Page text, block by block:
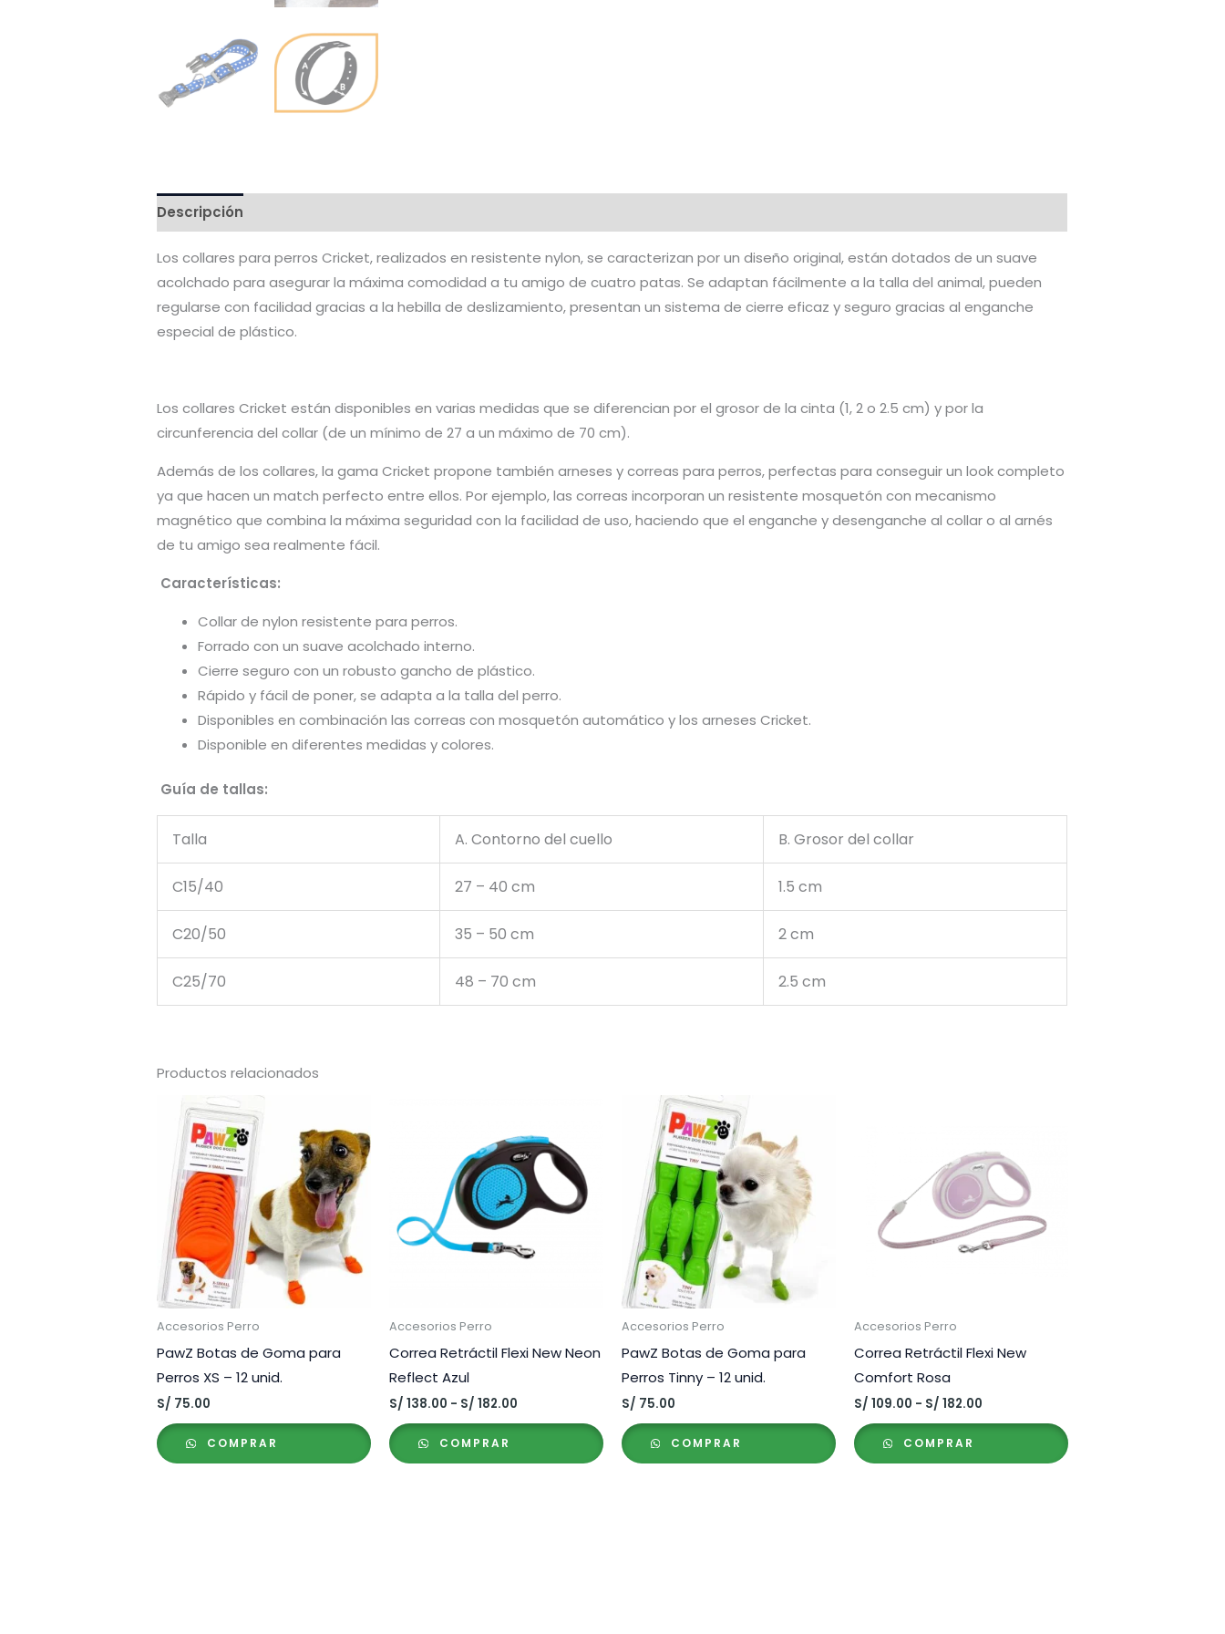
Descripción
Los collares para perros Cricket, realizados en resistente nylon, se caracterizan por un diseño original, están dotados de un suave
acolchado para asegurar la máxima comodidad a tu amigo de cuatro patas. Se adaptan fácilmente a la talla del animal, pueden
regularse con facilidad gracias a la hebilla de deslizamiento, presentan un sistema de cierre eficaz y seguro gracias al enganche
especial de plástico.
Los collares Cricket están disponibles en varias medidas que se diferencian por el grosor de la cinta (1, 2 o 2.5 cm) y por la
circunferencia del collar (de un mínimo de 27 a un máximo de 70 cm).
Además de los collares, la gama Cricket propone también arneses y correas para perros, perfectas para conseguir un look completo
ya que hacen un match perfecto entre ellos. Por ejemplo, las correas incorporan un resistente mosquetón con mecanismo
magnético que combina la máxima seguridad con la facilidad de uso, haciendo que el enganche y desenganche al collar o al arnés
de tu amigo sea realmente fácil.
Características:
Collar de nylon resistente para perros.
Forrado con un suave acolchado interno.
Cierre seguro con un robusto gancho de plástico.
Rápido y fácil de poner, se adapta a la talla del perro.
Disponibles en combinación las correas con mosquetón automático y los arneses Cricket.
Disponible en diferentes medidas y colores.
Guía de tallas:
Talla A. Contorno del cuello B. Grosor del collar
C15/40 27 – 40 cm 1.5 cm
C20/50 35 – 50 cm 2 cm
C25/70 48 – 70 cm 2.5 cm
Productos relacionados
Accesorios Perro
PawZ Botas de Goma para
Perros XS – 12 unid.
S/ 75.00
COMPRAR
Accesorios Perro
Correa Retráctil Flexi New Neon
Reflect Azul
S/ 138.00 - S/ 182.00
S/ 138.00
COMPRAR
Accesorios Perro
PawZ Botas de Goma para
Perros Tinny – 12 unid.
S/ 75.00
COMPRAR
Accesorios Perro
Correa Retráctil Flexi New
Comfort Rosa
S/ 109.00 - S/ 182.00Rango
S/ 109.00
COMPRAR